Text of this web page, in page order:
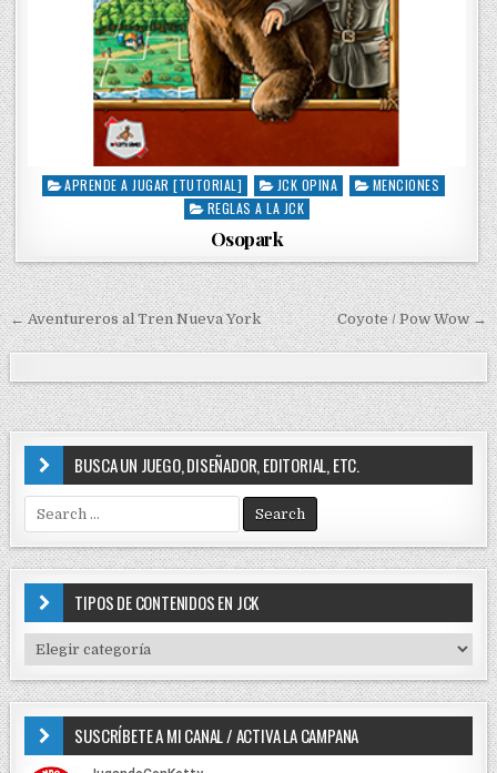
P
e
d
i
n
APRENDE A JUGAR [TUTORIAL] JCK OPINA
MENCIONES
REGLAS A LA JCK
Osopark
N
a
v
e
a
c
i
ó
n
e
e
n
← Aventureros al Tren Nueva York Coyote / Pow Wow →
BUSCA UN JUEGO, DISEÑADOR, EDITORIAL, ETC.
e
a
r
o
r
:
TIPOS DE CONTENIDOS EN JCK
I
P
D
SUSCRÍBETE A MI CANAL / ACTIVA LA CAMPANA